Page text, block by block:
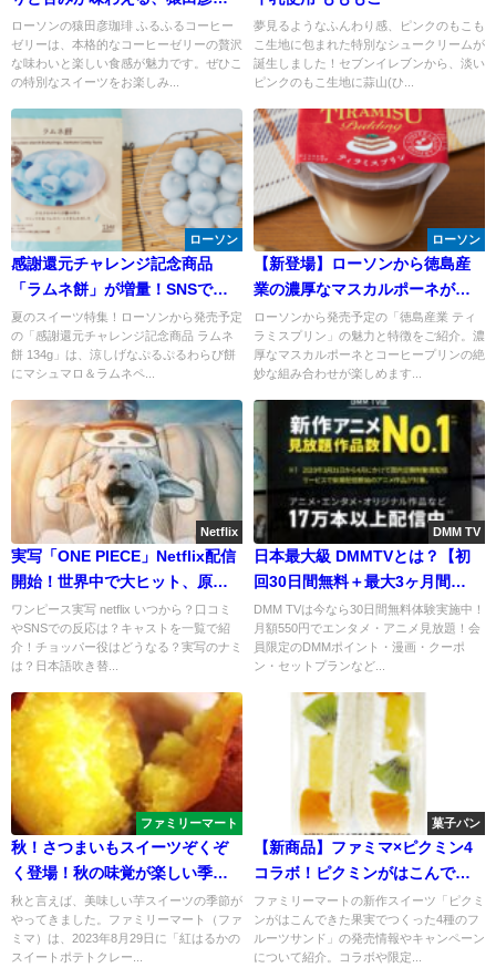
琲 ふるふるコーヒーゼリー
ローソンの猿田彦珈琲 ふるふるコーヒー
ゼリーは、本格的なコーヒーゼリーの贅沢
な味わいと楽しい食感が魅力です。ぜひこ
の特別なスイーツをお楽しみ...
夢見るようなふんわり感、ピンクのもこも
こ生地に包まれた特別なシュークリームが
誕生しました！セブンイレブンから、淡い
ピンクのもこ生地に蒜山(ひ...
ローソン
感謝還元チャレンジ記念商品
「ラムネ餅」が増量！SNSで話
題
夏のスイーツ特集！ローソンから発売予定
の「感謝還元チャレンジ記念商品 ラムネ
餅 134g」は、涼しげなぷるぷるわらび餅
にマシュマロ＆ラムネペ...
ローソン
【新登場】ローソンから徳島産
業の濃厚なマスカルポーネが絶
妙なティラミスプリンが登場！
ローソンから発売予定の「徳島産業 ティ
ラミスプリン」の魅力と特徴をご紹介。濃
厚なマスカルポーネとコーヒープリンの絶
妙な組み合わせが楽しめます...
Netflix
実写「ONE PIECE」Netflix配信
開始！世界中で大ヒット、原作
に忠実なキャスティングと予告
編から期待高まる
ワンピース実写 netflix いつから？口コミ
やSNSでの反応は？キャストを一覧で紹
介！チョッパー役はどうなる？実写のナミ
は？日本語吹き替...
DMM TV
日本最大級 DMMTVとは？【初
回30日間無料＋最大3ヶ月間
550pt付与】価格・評判・おすす
めアニメ・見逃し配信
DMM TVは今なら30日間無料体験実施中！
月額550円でエンタメ・アニメ見放題！会
員限定のDMMポイント・漫画・クーポ
ン・セットプランなど...
ファミリーマート
秋！さつまいもスイーツぞくぞ
く登場！秋の味覚が楽しい季節
がやってきました。
秋と言えば、美味しい芋スイーツの季節が
やってきました。ファミリーマート（ファ
ミマ）は、2023年8月29日に「紅はるかの
スイートポテトクレー...
菓子パン
【新商品】ファミマ×ピクミン4
コラボ！ピクミンがはこんでき
た果実でつくった 4 種のフルー
ツサンド
ファミリーマートの新作スイーツ「ピクミ
ンがはこんできた果実でつくった4種のフ
ルーツサンド」の発売情報やキャンペーン
について紹介。コラボや限定...